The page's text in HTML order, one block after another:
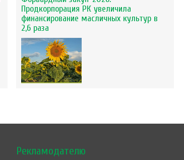
Продкорпорация РК увеличила
финансирование масличных культур в
2,6 раза
Рекламодателю